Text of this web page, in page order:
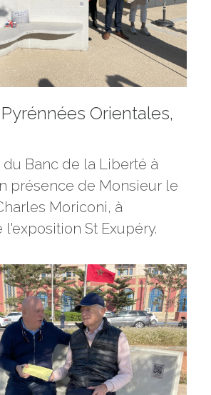
Orientales,
Banc de la Liberté à
présence de Monsieur le
Moriconi, à
l'exposition St Exupéry.